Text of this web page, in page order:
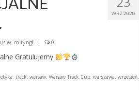
WRZ 2020
w: mityngi | 0
Gratulujemy
, track, warsaw, Warsaw Track Cup, warszawa, wrzesień,